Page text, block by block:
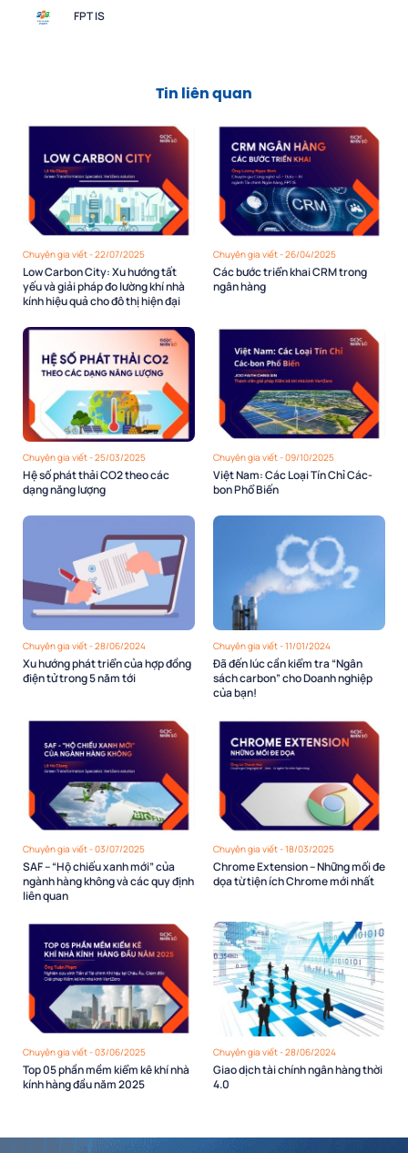
FPT IS
Tin liên quan
Chuyên gia viết - 22/07/2025
Low Carbon City: Xu hướng tất
yếu và giải pháp đo lường khí nhà
kính hiệu quả cho đô thị hiện đại
Chuyên gia viết - 26/04/2025
Các bước triển khai CRM trong
ngân hàng
Chuyên gia viết - 25/03/2025
Hệ số phát thải CO2 theo các
dạng năng lượng
Chuyên gia viết - 09/10/2025
Việt Nam: Các Loại Tín Chỉ Các-
bon Phổ Biến
Chuyên gia viết - 28/06/2024
Xu hướng phát triển của hợp đồng
điện tử trong 5 năm tới
Chuyên gia viết - 11/01/2024
Đã đến lúc cần kiểm tra “Ngân
sách carbon” cho Doanh nghiệp
của bạn!
Chuyên gia viết - 03/07/2025
SAF – “Hộ chiếu xanh mới” của
ngành hàng không và các quy định
liên quan
Chuyên gia viết - 18/03/2025
Chrome Extension – Những mối đe
dọa từ tiện ích Chrome mới nhất
Chuyên gia viết - 03/06/2025
Top 05 phần mềm kiểm kê khí nhà
kính hàng đầu năm 2025
Chuyên gia viết - 28/06/2024
Giao dịch tài chính ngân hàng thời
4.0